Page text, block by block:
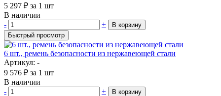
5 297 ₽ за 1 шт
В наличии
-
+
В корзину
Быстрый просмотр
6 шт., ремень безопасности из нержавеющей стали
Артикул: -
9 576 ₽ за 1 шт
В наличии
-
+ В корзину